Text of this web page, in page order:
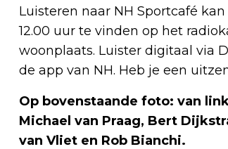
Luisteren naar NH Sportcafé
12.00 uur te vinden op het
woonplaats. Luister digitaal via
de app van NH. Heb je een
Op bovenstaande foto: van
Michael van Praag, Bert
van Vliet en Rob Bianchi.